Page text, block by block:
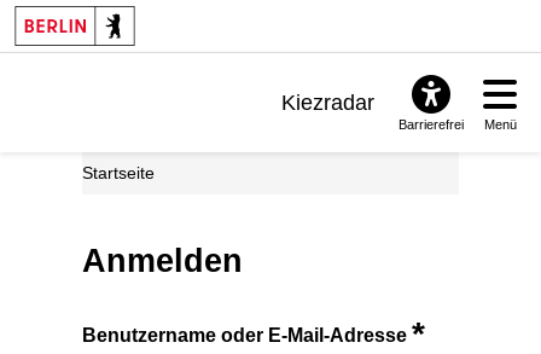
Kiezradar
Barrierefrei Menü
Startseite
Anmelden
Benutzername oder E-Mail-Adresse*